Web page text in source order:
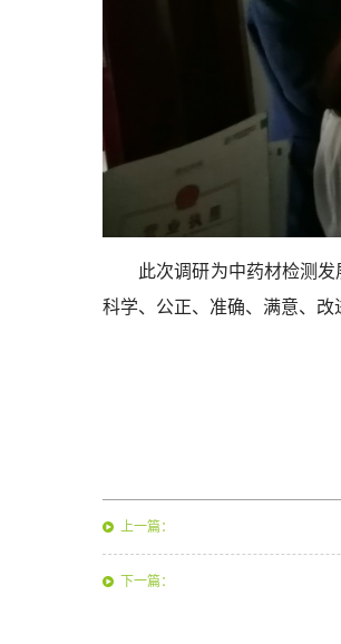
此次调研为中药材检测
科学、公正、准确、满意、改
上一篇：
下一篇：